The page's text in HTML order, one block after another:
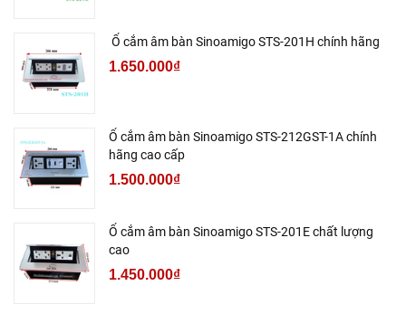
Ổ cắm âm bàn Sinoamigo STS-201H chính hãng
1.650.000₫
Ổ cắm âm bàn Sinoamigo STS-212GST-1A chính
hãng cao cấp
1.500.000₫
Ổ cắm âm bàn Sinoamigo STS-201E chất lượng
cao
1.450.000₫